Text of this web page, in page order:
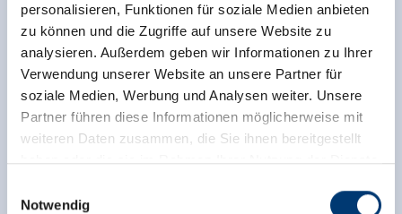
personalisieren, Funktionen für soziale Medien anbieten
zu können und die Zugriffe auf unsere Website zu
analysieren. Außerdem geben wir Informationen zu Ihrer
Verwendung unserer Website an unsere Partner für
soziale Medien, Werbung und Analysen weiter. Unsere
Partner führen diese Informationen möglicherweise mit
weiteren Daten zusammen, die Sie ihnen bereitgestellt
haben oder die sie im Rahmen Ihrer Nutzung der Dienste
Notwendig